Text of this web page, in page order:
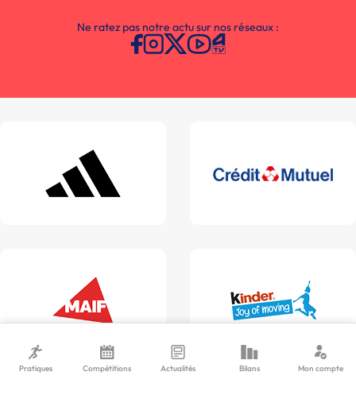
Ne ratez pas notre actu sur nos réseaux :
Pratiques Compétitions Actualités Bilans Mon compte